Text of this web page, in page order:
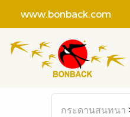
www.bonback.com
กระดานสนทนา